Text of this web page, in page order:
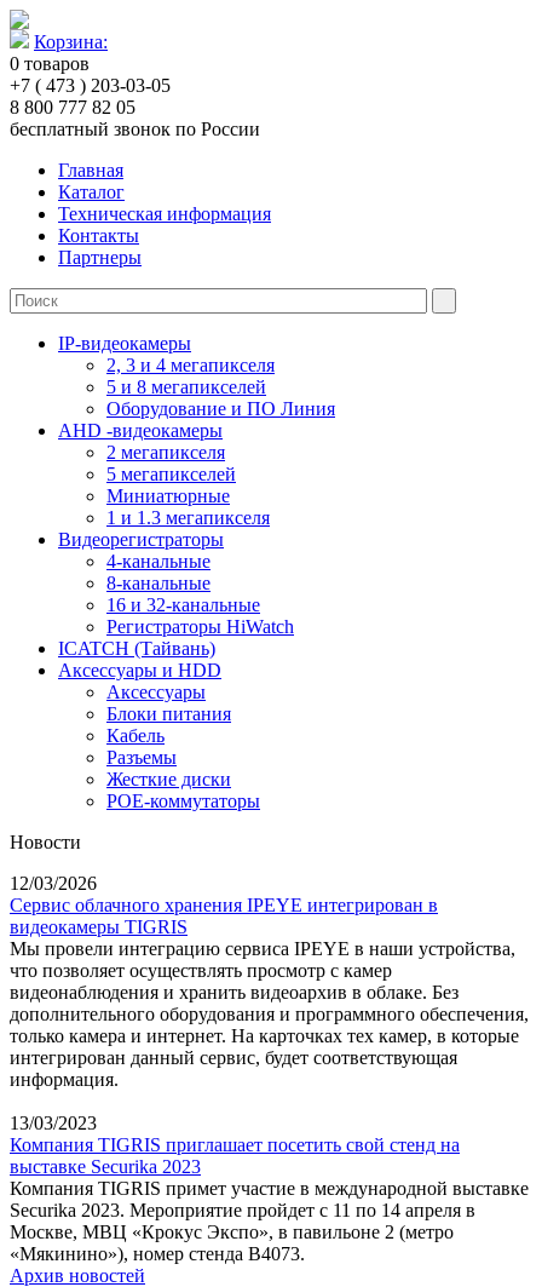
Корзина:
0 товаров
+7 ( 473 ) 203-03-05
8 800 777 82 05
бесплатный звонок по России
Главная
Каталог
Техническая информация
Контакты
Партнеры
IP-видеокамеры
2, 3 и 4 мегапикселя
5 и 8 мегапикселей
Оборудование и ПО Линия
AHD -видеокамеры
2 мегапикселя
5 мегапикселей
Миниатюрные
1 и 1.3 мегапикселя
Видеорегистраторы
4-канальные
8-канальные
16 и 32-канальные
Регистраторы HiWatch
ICATCH (Тайвань)
Аксессуары и HDD
Аксессуары
Блоки питания
Кабель
Разъемы
Жесткие диски
POE-коммутаторы
Новости
12/03/2026
Сервис облачного хранения IPEYE интегрирован в
видеокамеры TIGRIS
Мы провели интеграцию сервиса IPEYE в наши устройства,
что позволяет осуществлять просмотр с камер
видеонаблюдения и хранить видеоархив в облаке. Без
дополнительного оборудования и программного обеспечения,
только камера и интернет. На карточках тех камер, в которые
интегрирован данный сервис, будет соответствующая
информация.
13/03/2023
Компания TIGRIS приглашает посетить свой стенд на
выставке Securika 2023
Компания TIGRIS примет участие в международной выставке
Securika 2023. Мероприятие пройдет с 11 по 14 апреля в
Москве, МВЦ «Крокус Экспо», в павильоне 2 (метро
«Мякинино»), номер стенда B4073.
Архив новостей